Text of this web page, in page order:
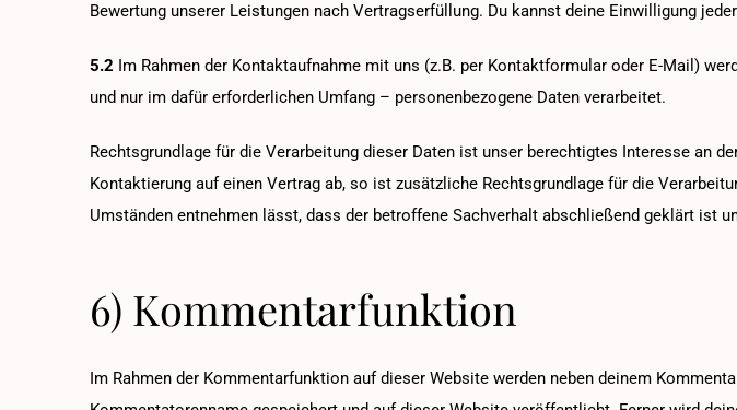
Bewertung unserer Leistungen nach Vertragserfüllung. Du kannst deine Einwilligung
5.2 Im Rahmen der Kontaktaufnahme mit uns (z.B. per Kontaktformular oder E-Mail)
und nur im dafür erforderlichen Umfang – personenbezogene Daten verarbeitet.
Rechtsgrundlage für die Verarbeitung dieser Daten ist unser berechtigtes Interesse an
Kontaktierung auf einen Vertrag ab, so ist zusätzliche Rechtsgrundlage für die
Umständen entnehmen lässt, dass der betroffene Sachverhalt abschließend geklärt ist
6) Kommentarfunktion
Im Rahmen der Kommentarfunktion auf dieser Website werden neben deinem